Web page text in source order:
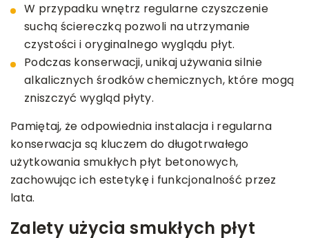
W przypadku wnętrz regularne czyszczenie
suchą ściereczką pozwoli na utrzymanie
czystości i oryginalnego wyglądu płyt.
Podczas konserwacji, unikaj używania silnie
alkalicznych środków chemicznych, które mogą
zniszczyć wygląd płyty.
Pamiętaj, że odpowiednia instalacja i regularna
konserwacja są kluczem do długotrwałego
użytkowania smukłych płyt betonowych,
zachowując ich estetykę i funkcjonalność przez
lata.
Zalety użycia smukłych płyt